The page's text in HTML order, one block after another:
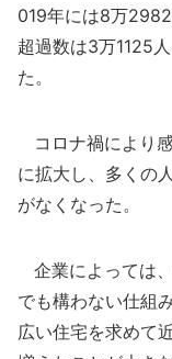
019年には8万
超過数は3万1125
た。
コロナ禍により
に拡大し、多くの
がなくなった。
企業によっては
でも構わない仕組
広い住宅を求めて